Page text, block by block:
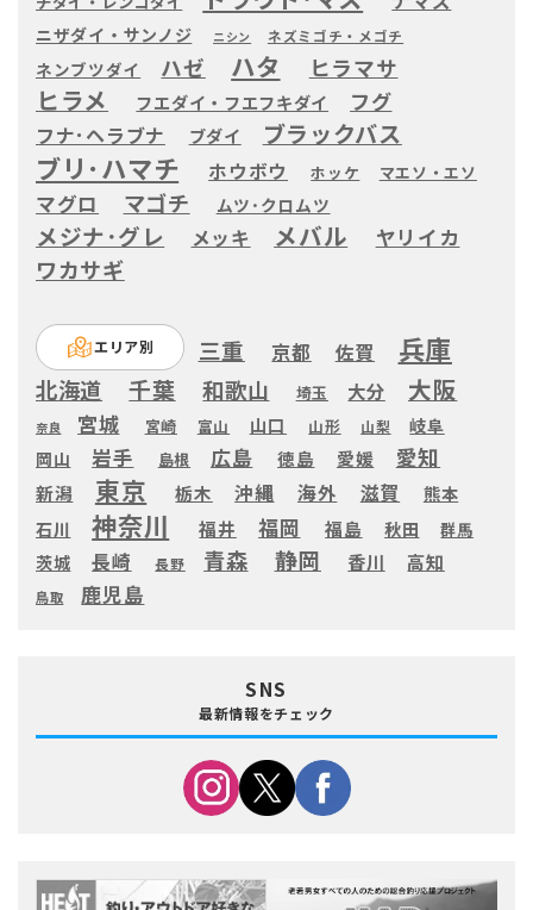
ニザダイ・サンノジ ニシン ネズミゴチ・メゴチ
ネンブツダイ ハゼ ハタ ヒラマサ
ヒラメ フエダイ・フエフキダイ フグ
フナ･ヘラブナ ブダイ ブラックバス
ブリ･ハマチ ホウボウ ホッケ マエソ・エソ
マグロ マゴチ ムツ･クロムツ
メジナ･グレ メッキ メバル ヤリイカ
ワカサギ
エリア別 三重 京都 佐賀 兵庫
北海道 千葉 和歌山 埼玉 大分 大阪
奈良 宮城 宮崎 富山 山口 山形 山梨
岐阜
岡山
岩手 島根 広島 徳島 愛媛 愛知
新潟 東京 栃木 沖縄 海外 滋賀
熊本
石川
神奈川 福井 福岡 福島 秋田 群馬
茨城 長崎 長野 青森 静岡 香川 高知
鳥取 鹿児島
SNS
最新情報をチェック